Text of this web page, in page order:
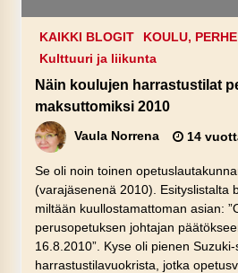
KAIKKI BLOGIT
KOULU, PERHE
Kulttuuri ja liikunta
Näin koulujen harrastustilat
maksuttomiksi 2010
Vaula Norrena 14
Se oli noin toinen
(varajäsenenä 2010). Esityslistalta
miltään kuullostamattoman asian:
perusopetuksen johtajan
16.8.2010”. Kyse oli pienen
harrastustilavuokrista, jotka